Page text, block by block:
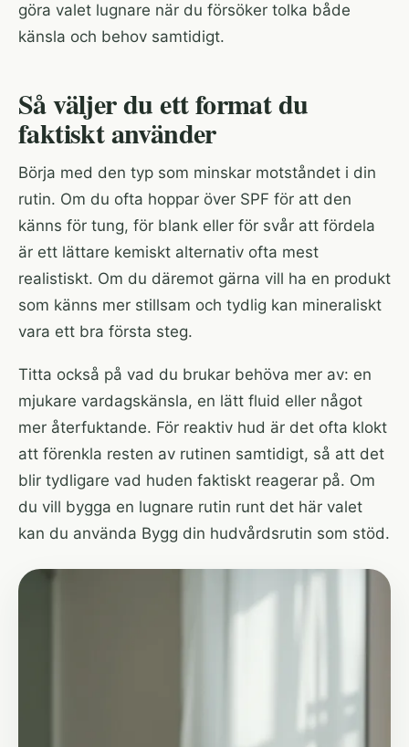
göra valet lugnare när du försöker tolka både
känsla och behov samtidigt.
Så väljer du ett format du
faktiskt använder
Börja med den typ som minskar motståndet i din
rutin. Om du ofta hoppar över SPF för att den
känns för tung, för blank eller för svår att fördela
är ett lättare kemiskt alternativ ofta mest
realistiskt. Om du däremot gärna vill ha en produkt
som känns mer stillsam och tydlig kan mineraliskt
vara ett bra första steg.
Titta också på vad du brukar behöva mer av: en
mjukare vardagskänsla, en lätt fluid eller något
mer återfuktande. För reaktiv hud är det ofta klokt
att förenkla resten av rutinen samtidigt, så att det
blir tydligare vad huden faktiskt reagerar på. Om
du vill bygga en lugnare rutin runt det här valet
kan du använda Bygg din hudvårdsrutin som stöd.